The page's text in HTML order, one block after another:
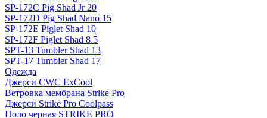
SP-172C Pig Shad Jr 20
SP-172D Pig Shad Nano 15
SP-172E Piglet Shad 10
SP-172F Piglet Shad 8.5
SPT-13 Tumbler Shad 13
SPT-17 Tumbler Shad 17
Одежда
Джерси CWC ExCool
Ветровка мембрана Strike Pro
Джерси Strike Pro Coolpass
Поло черная STRIKE PRO